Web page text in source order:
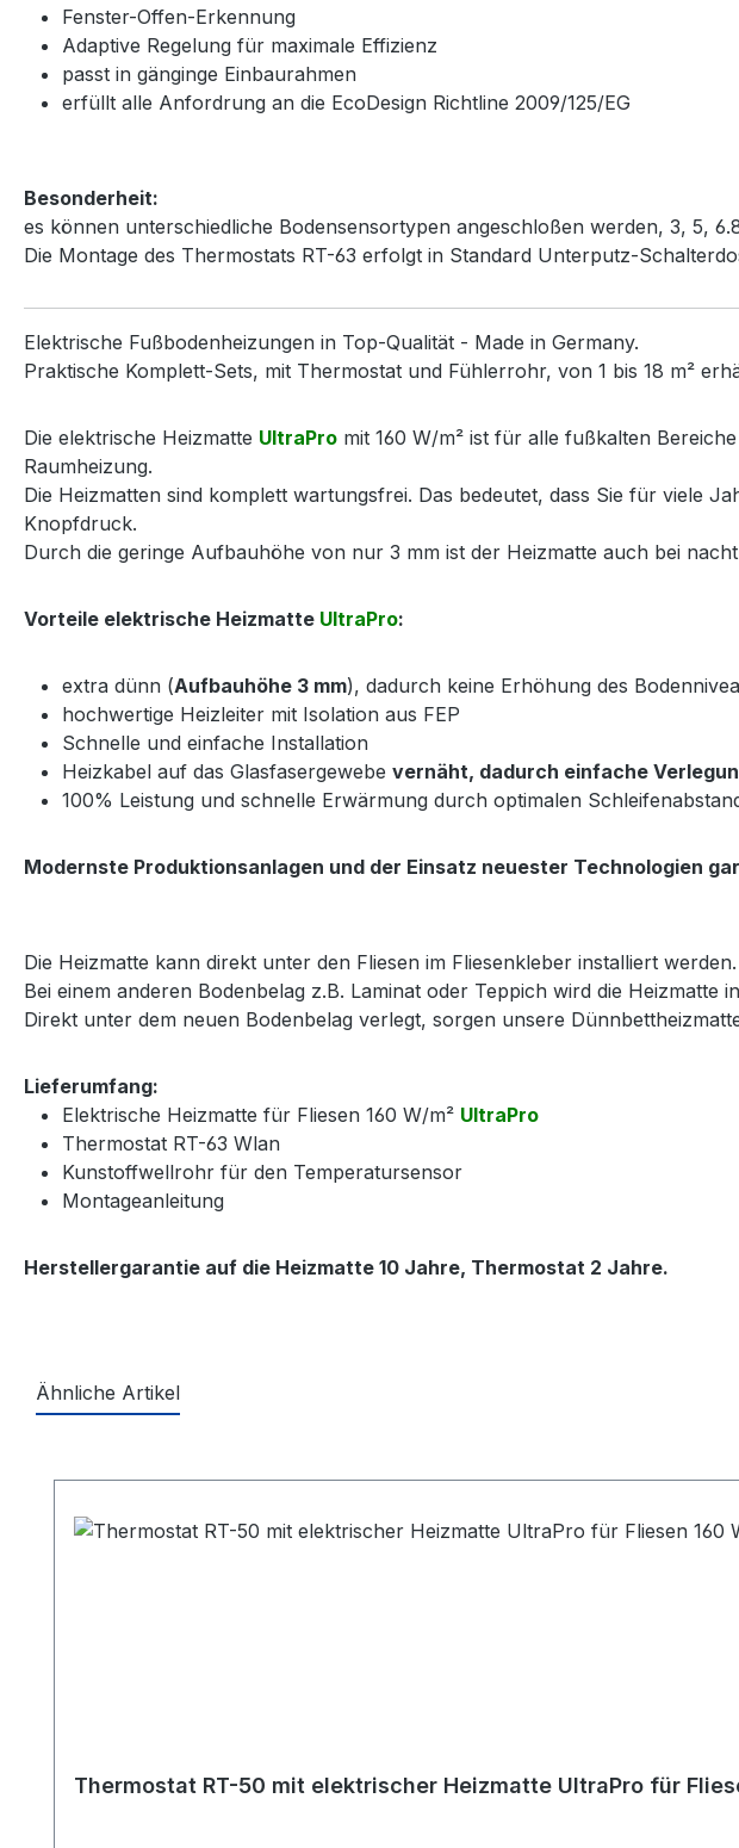
Fenster-Offen-Erkennung
Adaptive Regelung für maximale Effizienz
passt in gänginge Einbaurahmen
erfüllt alle Anfordrung an die EcoDesign Richtline 2009/125/EG
Besonderheit:
es können unterschiedliche Bodensensortypen angeschloßen werden, 3, 5,
Die Montage des Thermostats RT-63 erfolgt in Standard Unterputz-
Elektrische Fußbodenheizungen in Top-Qualität - Made in Germany.
Praktische Komplett-Sets, mit Thermostat und Fühlerrohr, von 1 bis 18 m²
Die elektrische Heizmatte UltraPro mit 160 W/m² ist für alle fußkalten
Raumheizung.
Die Heizmatten sind komplett wartungsfrei. Das bedeutet, dass Sie für viele
Knopfdruck.
Durch die geringe Aufbauhöhe von nur 3 mm ist der Heizmatte auch bei
Vorteile elektrische Heizmatte UltraPro:
extra dünn (Aufbauhöhe 3 mm), dadurch keine Erhöhung des
hochwertige Heizleiter mit Isolation aus FEP
Schnelle und einfache Installation
Heizkabel auf das Glasfasergewebe vernäht, dadurch einfache
100% Leistung und schnelle Erwärmung durch optimalen
Modernste Produktionsanlagen und der Einsatz neuester Technologien
Die Heizmatte kann direkt unter den Fliesen im Fliesenkleber installiert werden.
Bei einem anderen Bodenbelag z.B. Laminat oder Teppich wird die Heizmatte
Direkt unter dem neuen Bodenbelag verlegt, sorgen unsere
Lieferumfang:
Elektrische Heizmatte für Fliesen 160 W/m² UltraPro
Thermostat RT-63 Wlan
Kunstoffwellrohr für den Temperatursensor
Montageanleitung
Herstellergarantie auf die Heizmatte 10 Jahre, Thermostat 2 Jahre.
Ähnliche Artikel
Thermostat RT-50 mit elektrischer Heizmatte UltraPro für